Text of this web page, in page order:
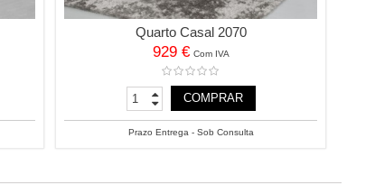
Quarto Casal 2070
929 € Com IVA
COMPRAR
Prazo Entrega - Sob Consulta